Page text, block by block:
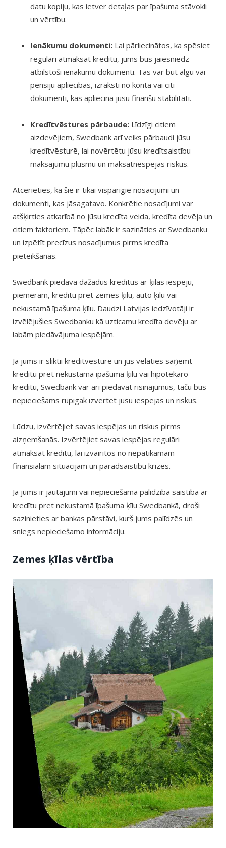
datu kopiju, kas ietver detaļas par īpašuma stāvokli
un vērtību.
Ienākumu dokumenti: Lai pārliecinātos, ka spēsiet
regulāri atmaksāt kredītu, jums būs jāiesniedz
atbilstoši ienākumu dokumenti. Tas var būt algu vai
pensiju apliecības, izraksti no konta vai citi
dokumenti, kas apliecina jūsu finanšu stabilitāti.
Kredītvēstures pārbaude: Līdzīgi citiem
aizdevējiem, Swedbank arī veiks pārbaudi jūsu
kredītvēsturē, lai novērtētu jūsu kredītsaistību
maksājumu plūsmu un maksātnespējas riskus.
Atcerieties, ka šie ir tikai vispārīgie nosacījumi un
dokumenti, kas jāsagatavo. Konkrētie nosacījumi var
atšķirties atkarībā no jūsu kredīta veida, kredīta devēja un
citiem faktoriem. Tāpēc labāk ir sazināties ar Swedbanku
un izpētīt precīzus nosacījumus pirms kredīta
pieteikšanās.
Swedbank piedāvā dažādus kredītus ar ķīlas iespēju,
piemēram, kredītu pret zemes ķīlu, auto ķīlu vai
nekustamā īpašuma ķīlu. Daudzi Latvijas iedzīvotāji ir
izvēlējušies Swedbanku kā uzticamu kredīta devēju ar
labām piedāvājuma iespējām.
Ja jums ir sliktii kredītvēsture un jūs vēlaties saņemt
kredītu pret nekustamā īpašuma ķīlu vai hipotekāro
kredītu, Swedbank var arī piedāvāt risinājumus, taču būs
nepieciešams rūpīgāk izvērtēt jūsu iespējas un riskus.
Lūdzu, izvērtējiet savas iespējas un riskus pirms
aizņemšanās. Izvērtējiet savas iespējas regulāri
atmaksāt kredītu, lai izvairītos no nepatīkamām
finansiālām situācijām un parādsaistību krīzes.
Ja jums ir jautājumi vai nepieciešama palīdzība saistībā ar
kredītu pret nekustamā īpašuma ķīlu Swedbankā, droši
sazinieties ar bankas pārstāvi, kurš jums palīdzēs un
sniegs nepieciešamo informāciju.
Zemes ķīlas vērtība